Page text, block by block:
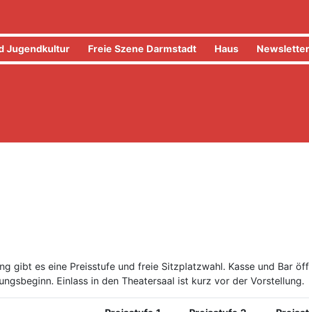
Jugendkultur Freie Szene Darmstadt Haus Newsletter
gibt es eine Preisstufe und freie Sitzplatzwahl. Kasse und Bar
Einlass in den Theatersaal ist kurz vor der Vorstellung.